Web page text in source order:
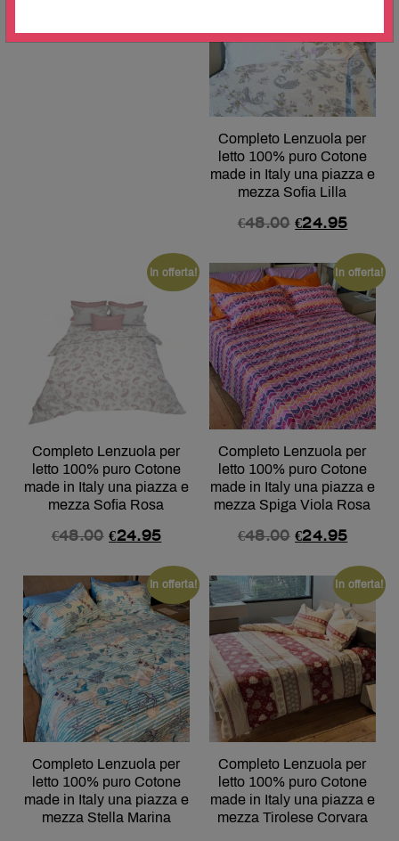
Completo Lenzuola per
letto 100% puro Cotone
made in Italy una piazza e
mezza Sofia Lilla
€48.00 €24.95
In offerta!
Completo Lenzuola per
letto 100% puro Cotone
made in Italy una piazza e
mezza Sofia Rosa
€48.00 €24.95
In offerta!
Completo Lenzuola per
letto 100% puro Cotone
made in Italy una piazza e
mezza Spiga Viola Rosa
€48.00 €24.95
In offerta!
Completo Lenzuola per
letto 100% puro Cotone
made in Italy una piazza e
mezza Stella Marina
In offerta!
Completo Lenzuola per
letto 100% puro Cotone
made in Italy una piazza e
mezza Tirolese Corvara